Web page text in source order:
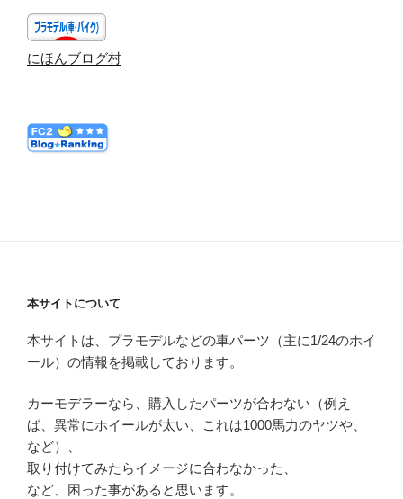
にほんブログ村
本サイトについて
本サイトは、プラモデルなどの車パーツ（主に1/24のホイ
ール）の情報を掲載しております。
カーモデラーなら、購入したパーツが合わない（例え
ば、異常にホイールが太い、これは1000馬力のヤツや、
など）、
取り付けてみたらイメージに合わなかった、
など、困った事があると思います。